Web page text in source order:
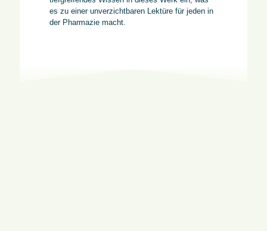
es zu einer unverzichtbaren Lektüre für jeden in
der Pharmazie macht.